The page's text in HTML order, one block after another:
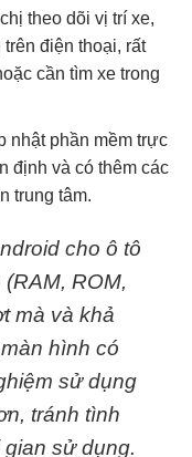
theo dõi vị trí xe,
điện thoại, rất
cần tìm xe trong
nhật phần mềm trực
định và có thêm các
trung tâm.
cho ô tô
ROM,
mà và khả
hình có
sử dụng
tránh tình
sử dụng.